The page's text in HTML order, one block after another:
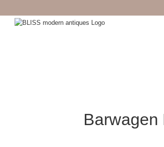
Inhalt
springen
Barwagen